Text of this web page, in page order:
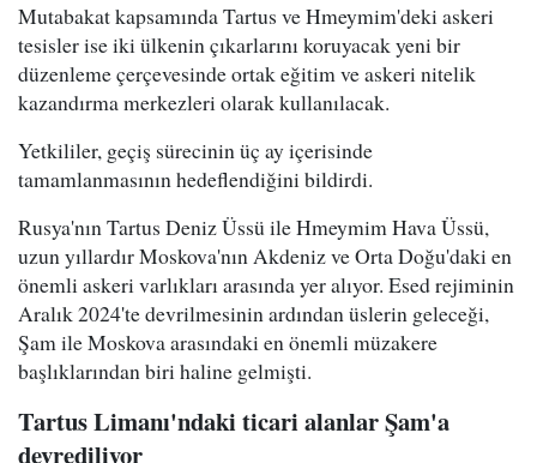
Mutabakat kapsamında Tartus ve Hmeymim'deki askeri
tesisler ise iki ülkenin çıkarlarını koruyacak yeni bir
düzenleme çerçevesinde ortak eğitim ve askeri nitelik
kazandırma merkezleri olarak kullanılacak.
Yetkililer, geçiş sürecinin üç ay içerisinde
tamamlanmasının hedeflendiğini bildirdi.
Rusya'nın Tartus Deniz Üssü ile Hmeymim Hava Üssü,
uzun yıllardır Moskova'nın Akdeniz ve Orta Doğu'daki en
önemli askeri varlıkları arasında yer alıyor. Esed rejiminin
Aralık 2024'te devrilmesinin ardından üslerin geleceği,
Şam ile Moskova arasındaki en önemli müzakere
başlıklarından biri haline gelmişti.
Tartus Limanı'ndaki ticari alanlar Şam'a
devrediliyor